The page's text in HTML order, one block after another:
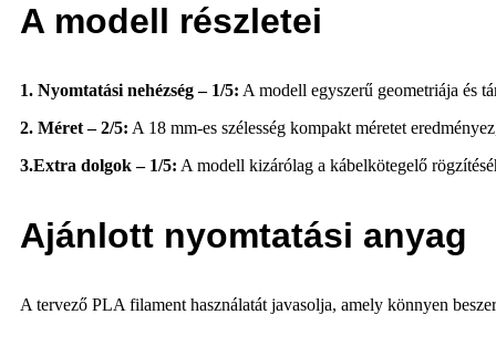
A modell részletei
1. Nyomtatási nehézség – 1/5: A modell egyszerű geometriája és
2. Méret – 2/5: A 18 mm-es szélesség kompakt méretet
3.Extra dolgok – 1/5: A modell kizárólag a kábelkötegelő
Ajánlott nyomtatási anyag
A tervező PLA filament használatát javasolja, amely könnyen